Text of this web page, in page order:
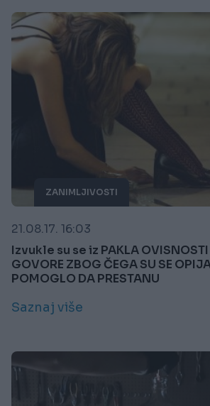
ZANIMLJIVOSTI
21.08.17. 16:03
Izvukle su se iz PAKLA
GOVORE ZBOG ČEGA SU SE
POMOGLO DA PRESTANU
Saznaj više